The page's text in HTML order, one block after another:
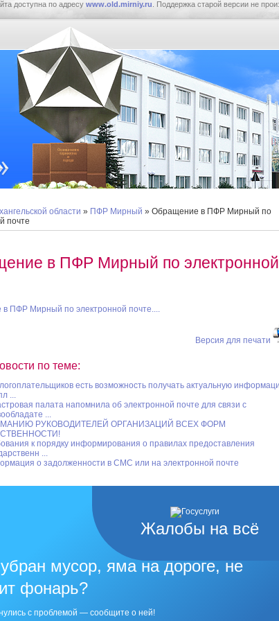
доступна по адресу www.old.mirniy.ru . Поддержка старой версии не
области » ПФР Мирный » Обращение в ПФР Мирный по
почте
в ПФР Мирный по электронной
ПФР Мирный по электронной почте....
Версия для печати
по теме:
есть возможность получать актуальную
...
палата напомнила об электронной почте для связи с
...
РУКОВОДИТЕЛЕЙ ОРГАНИЗАЦИЙ ВСЕХ ФОРМ
к порядку информирования о правилах предоставления
...
о задолженности в СМС или на электронной почте
Жалобы на всё
мусор, яма на дороге, не
фонарь?
с проблемой — сообщите о ней!